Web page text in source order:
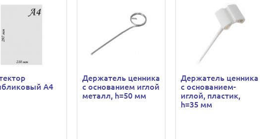
А4
Держатель ценника
с основанием иглой
металл, h=50 мм
Держатель ценника
с основанием-
иглой, пластик,
h=35 мм